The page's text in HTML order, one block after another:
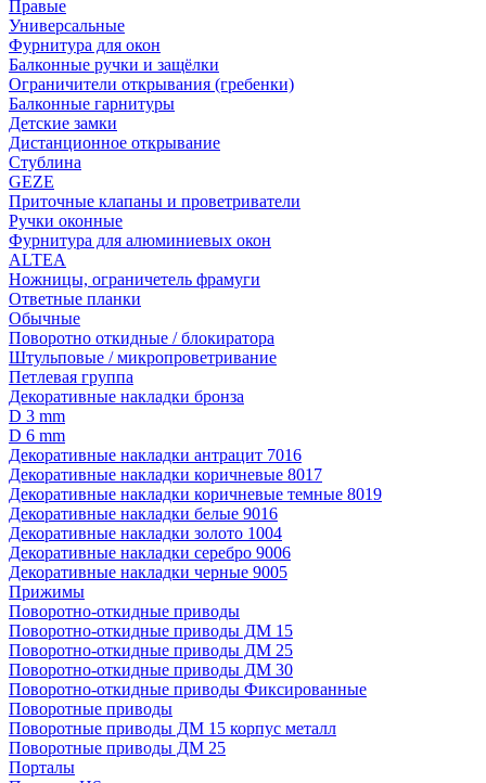
Правые
Универсальные
Фурнитура для окон
Балконные ручки и защёлки
Ограничители открывания (гребенки)
Балконные гарнитуры
Детские замки
Дистанционное открывание
Стублина
GEZE
Приточные клапаны и проветриватели
Ручки оконные
Фурнитура для алюминиевых окон
ALTEA
Ножницы, ограничетель фрамуги
Ответные планки
Обычные
Поворотно откидные / блокиратора
Штульповые / микропроветривание
Петлевая группа
Декоративные накладки бронза
D 3 mm
D 6 mm
Декоративные накладки антрацит 7016
Декоративные накладки коричневые 8017
Декоративные накладки коричневые темные 8019
Декоративные накладки белые 9016
Декоративные накладки золото 1004
Декоративные накладки серебро 9006
Декоративные накладки черные 9005
Прижимы
Поворотно-откидные приводы
Поворотно-откидные приводы ДМ 15
Поворотно-откидные приводы ДМ 25
Поворотно-откидные приводы ДМ 30
Поворотно-откидные приводы Фиксированные
Поворотные приводы
Поворотные приводы ДМ 15 корпус металл
Поворотные приводы ДМ 25
Порталы